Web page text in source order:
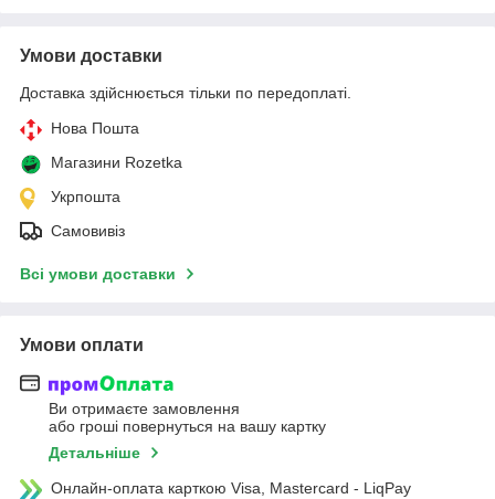
Умови доставки
Доставка здійснюється тільки по передоплаті.
Нова Пошта
Магазини Rozetka
Укрпошта
Самовивіз
Всі умови доставки
Умови оплати
Ви отримаєте замовлення
або гроші повернуться на вашу картку
Детальніше
Онлайн-оплата карткою Visa, Mastercard - LiqPay